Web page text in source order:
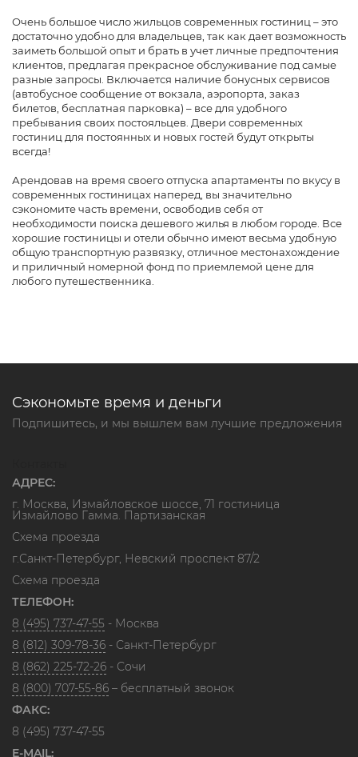
Очень большое число жильцов современных гостиниц – это
достаточно удобно для владельцев, так как дает возможность
заиметь большой опыт и брать в учет личные предпочтения
клиентов, предлагая прекрасное обслуживание под самые
разные запросы. Включается наличие бонусных сервисов
(автобусное сообщение от вокзала, аэропорта, заказ
билетов, бесплатная парковка) – все для удобного
пребывания своих постояльцев. Двери современных
гостиниц для постоянных и новых гостей будут открыты
всегда!
Арендовав на время своего отпуска апартаменты по вкусу в
современных гостиницах наперед, вы значительно
сэкономите часть времени, освободив себя от
необходимости поиска дешевого жилья в любом городе. Все
хорошие гостиницы и отели обычно имеют весьма удобную
общую транспортную развязку, отличное местонахождение
и приличный номерной фонд по приемлемой цене для
любого путешественника.
Сэкономьте время и деньги
Подпишитесь, и мы вышлем вам лучшие предложения
АДРЕС:
г. Москва, Измайловское шоссе, 71 гостиница
Измайлово Гамма. Партизанская
Схема проезда
г.Санкт-Петербург, Невский проспект 87/2
Схема проезда
ТЕЛЕФОН:
8 (495) 737-47-55 - Москва
8 (812) 309-78-36 - Санкт-Петербург
8 (862) 225-72-26 - Сочи
8 (800) 707-55-86 – бесплатный звонок
ФАКС:
8 (495) 737-47-55
E-MAIL: